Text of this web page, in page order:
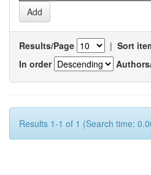
Results/Page | Sort
In order
Results 1-1 of 1 (Search time: